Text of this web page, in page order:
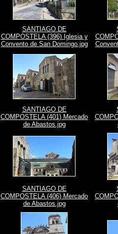
SANTIAGO DE
COMPOSTELA (396) Iglesia y
Convento de San Domingo.jpg
SANTIAGO DE
COMPOSTELA (401) Mercado
de Abastos.jpg
SANTIAGO DE
COMPOSTELA (406) Mercado
de Abastos.jpg